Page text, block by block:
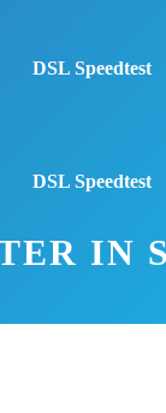
DSL Speedtest
DSL Speedtest
IN